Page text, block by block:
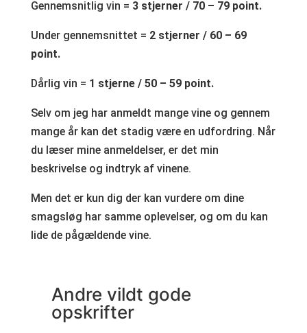
Gennemsnitlig vin = 3 stjerner / 70 – 79 point.
Under gennemsnittet = 2 stjerner / 60 – 69
point.
Dårlig vin = 1 stjerne / 50 – 59 point.
Selv om jeg har anmeldt mange vine og gennem
mange år kan det stadig være en udfordring. Når
du læser mine anmeldelser, er det min
beskrivelse og indtryk af vinene.
Men det er kun dig der kan vurdere om dine
smagsløg har samme oplevelser, og om du kan
lide de pågældende vine.
Andre vildt gode
opskrifter